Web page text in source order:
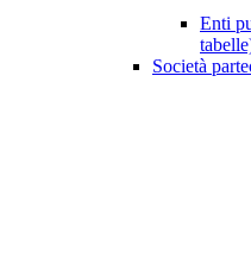
Enti
Società